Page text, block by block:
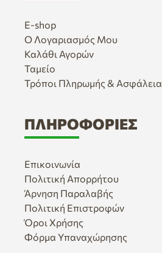
E-shop
Ο Λογαριασμός Μου
Καλάθι Αγορών
Ταμείο
Τρόποι Πληρωμής & Ασφάλεια
ΠΛΗΡΟΦΟΡΊΕΣ
Επικοινωνία
Πολιτική Απορρήτου
Άρνηση Παραλαβής
Πολιτική Επιστροφών
Όροι Χρήσης
Φόρμα Υπαναχώρησης